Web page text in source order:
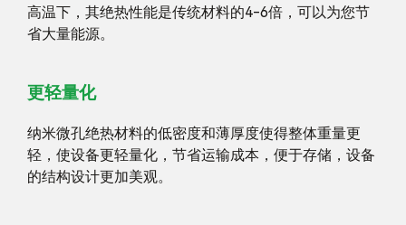
高温下，其绝热性能是传统材料的4-6倍，可以为您节
省大量能源。
更轻量化
纳米微孔绝热材料的低密度和薄厚度使得整体重量更
轻，使设备更轻量化，节省运输成本，便于存储，设备
的结构设计更加美观。